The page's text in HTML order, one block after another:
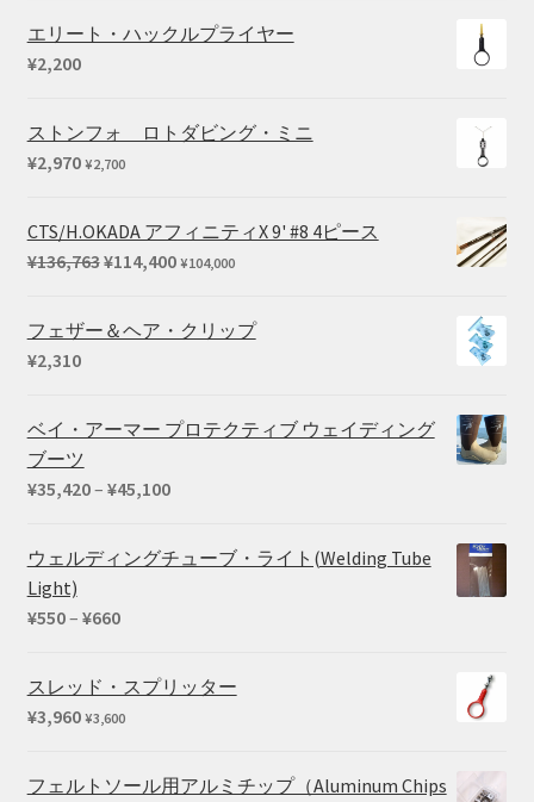
エリート・ハックルプライヤー
¥2,200
ストンフォ ロトダビング・ミニ
¥2,970 ¥2,700
CTS/H.OKADA アフィニティX 9' #8 4ピース
¥136,763元
価
で
た。
¥114,400現
の
¥114,400
¥104,000
フェザー＆ヘア・クリップ
¥2,310
ベイ・アーマー プロテクティブ ウェイディング
ブーツ
¥35,420– ¥45,100価
帯:
ウェルディングチューブ・ライト(Welding Tube
Light)
¥550– ¥660価
帯:
スレッド・スプリッター
¥3,960 ¥3,600
フェルトソール用アルミチップ（Aluminum Chips